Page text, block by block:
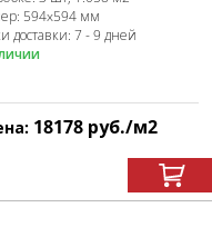
594x594 мм
доставки: 7 - 9 дней
18178 руб./м2